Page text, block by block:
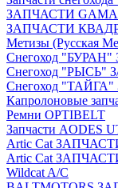
ЗАПЧАСТИ
ЗАПЧАСТИ
Метизы (Русская
Снегоход "БУРАН"
Снегоход "РЫСЬ"
Снегоход "ТАЙГА"
Капролоновые
Ремни OPTIBELT
Запчасти AODES
Artic Cat
Artic Cat
Wildcat A/C